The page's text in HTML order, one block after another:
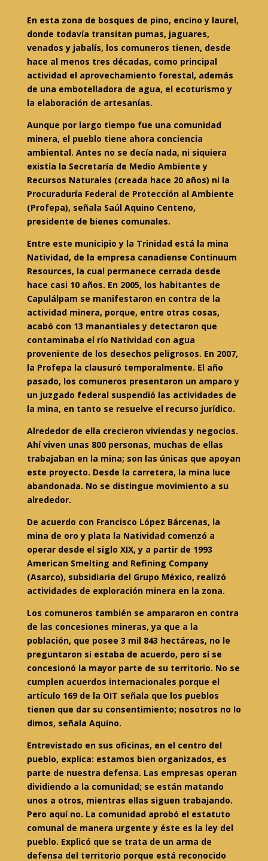
En esta zona de bosques de pino, encino y laurel,
donde todavía transitan pumas, jaguares,
venados y jabalís, los comuneros tienen, desde
hace al menos tres décadas, como principal
actividad el aprovechamiento forestal, además
de una embotelladora de agua, el ecoturismo y
la elaboración de artesanías.
Aunque por largo tiempo fue una comunidad
minera, el pueblo tiene ahora conciencia
ambiental. Antes no se decía nada, ni siquiera
existía la Secretaría de Medio Ambiente y
Recursos Naturales (creada hace 20 años) ni la
Procuraduría Federal de Protección al Ambiente
(Profepa), señala Saúl Aquino Centeno,
presidente de bienes comunales.
Entre este municipio y la Trinidad está la mina
Natividad, de la empresa canadiense Continuum
Resources, la cual permanece cerrada desde
hace casi 10 años. En 2005, los habitantes de
Capulálpam se manifestaron en contra de la
actividad minera, porque, entre otras cosas,
acabó con 13 manantiales y detectaron que
contaminaba el río Natividad con agua
proveniente de los desechos peligrosos. En 2007,
la Profepa la clausuró temporalmente. El año
pasado, los comuneros presentaron un amparo y
un juzgado federal suspendió las actividades de
la mina, en tanto se resuelve el recurso jurídico.
Alrededor de ella crecieron viviendas y negocios.
Ahí viven unas 800 personas, muchas de ellas
trabajaban en la mina; son las únicas que apoyan
este proyecto. Desde la carretera, la mina luce
abandonada. No se distingue movimiento a su
alrededor.
De acuerdo con Francisco López Bárcenas, la
mina de oro y plata la Natividad comenzó a
operar desde el siglo XIX, y a partir de 1993
American Smelting and Refining Company
(Asarco), subsidiaria del Grupo México, realizó
actividades de exploración minera en la zona.
Los comuneros también se ampararon en contra
de las concesiones mineras, ya que a la
población, que posee 3 mil 843 hectáreas, no le
preguntaron si estaba de acuerdo, pero sí se
concesionó la mayor parte de su territorio. No se
cumplen acuerdos internacionales porque el
artículo 169 de la OIT señala que los pueblos
tienen que dar su consentimiento; nosotros no lo
dimos, señala Aquino.
Entrevistado en sus oficinas, en el centro del
pueblo, explica: estamos bien organizados, es
parte de nuestra defensa. Las empresas operan
dividiendo a la comunidad; se están matando
unos a otros, mientras ellas siguen trabajando.
Pero aquí no. La comunidad aprobó el estatuto
comunal de manera urgente y éste es la ley del
pueblo. Explicó que se trata de un arma de
defensa del territorio porque está reconocido